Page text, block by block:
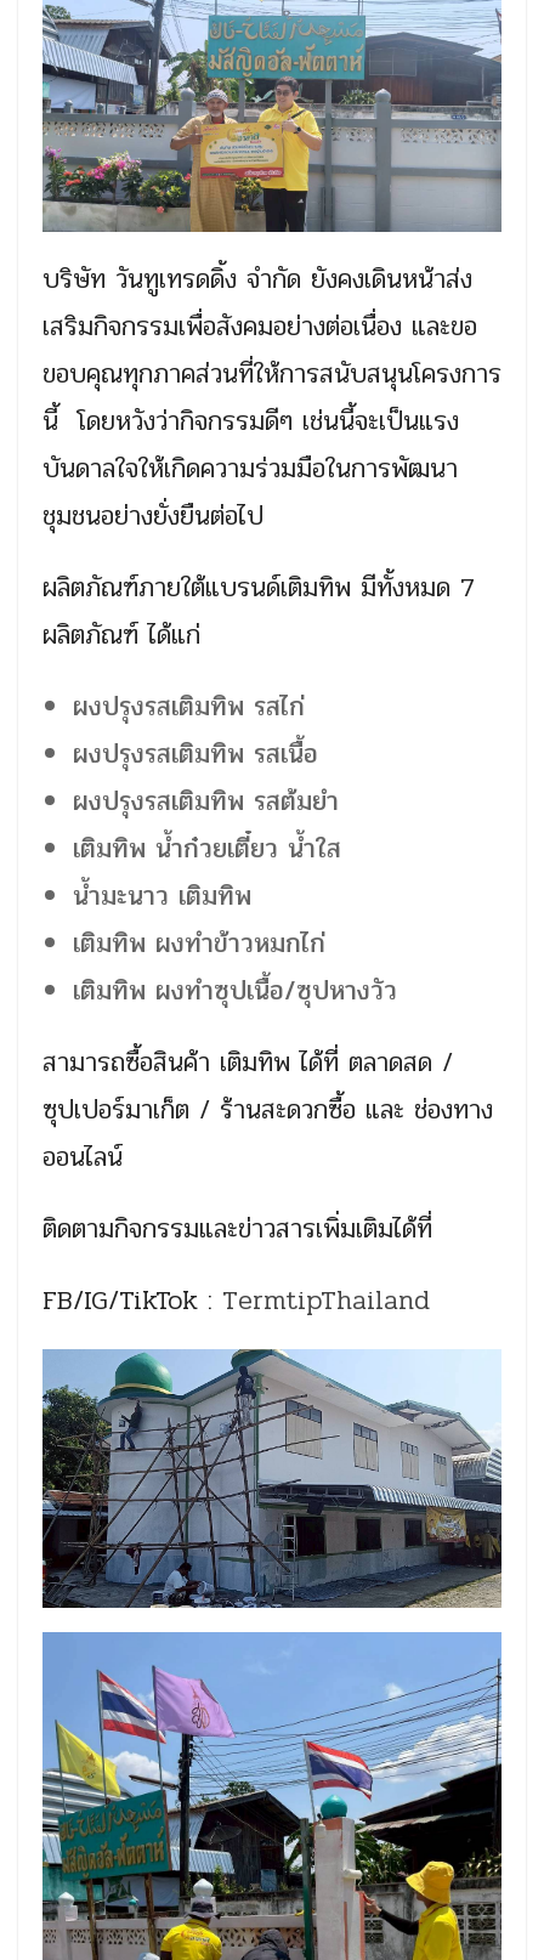
บริษัท วันทูเทรดดิ้ง จำกัด ยังคงเดินหน้าส่ง
เสริมกิจกรรมเพื่อสังคมอย่างต่อเนื่อง และขอ
ขอบคุณทุกภาคส่วนที่ให้การสนับสนุนโครงการ
นี้ โดยหวังว่ากิจกรรมดีๆ เช่นนี้จะเป็นแรง
บันดาลใจให้เกิดความร่วมมือในการพัฒนา
ชุมชนอย่างยั่งยืนต่อไป
ผลิตภัณฑ์ภายใต้แบรนด์เติมทิพ มีทั้งหมด 7
ผลิตภัณฑ์ ได้แก่
ผงปรุงรสเติมทิพ รสไก่
ผงปรุงรสเติมทิพ รสเนื้อ
ผงปรุงรสเติมทิพ รสต้มยำ
เติมทิพ น้ำก๋วยเตี๋ยว น้ำใส
น้ำมะนาว เติมทิพ
เติมทิพ ผงทำข้าวหมกไก่
เติมทิพ ผงทำซุปเนื้อ/ซุปหางวัว
สามารถซื้อสินค้า เติมทิพ ได้ที่ ตลาดสด /
ซุปเปอร์มาเก็ต / ร้านสะดวกซื้อ และ ช่องทาง
ออนไลน์
ติดตามกิจกรรมและข่าวสารเพิ่มเติมได้ที่
FB/IG/TikTok : TermtipThailand